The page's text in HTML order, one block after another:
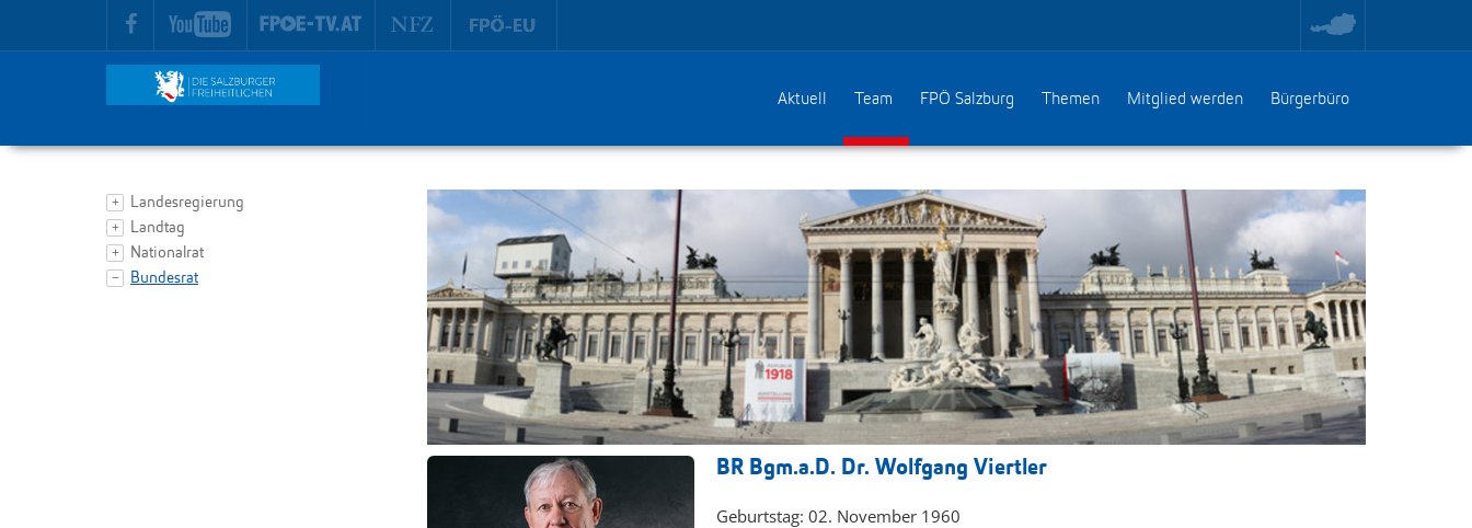
zur Hauptnavigation springen
zum Inhalt springen toggle
region
menu
Aktuell Team FPÖ Salzburg Themen Mitglied werden Bürgerbüro
Landesregierung
Landtag
Nationalrat
Bundesrat
BR Bgm.a.D. Dr. Wolfgang Viertler
Geburtstag: 02. November 1960